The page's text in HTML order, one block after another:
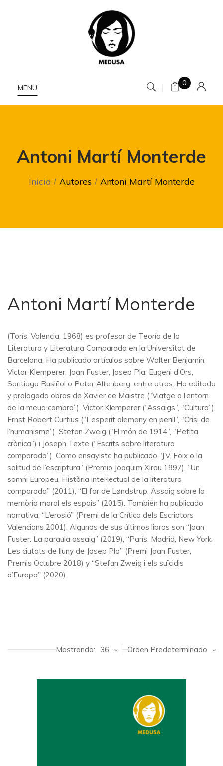
MENU
0
Antoni Martí Monterde
Inicio Autores Antoni Martí Monterde
Antoni Martí Monterde
(Torís, Valencia, 1968) es profesor de Teoría de la
Literatura y Literatura Comparada en la Universitat de
Barcelona. Ha publicado artículos sobre Walter Benjamin,
Victor Klemperer, Joan Fuster, Josep Pla, Eugeni d’Ors,
Santiago Rusiñol o Peter Altenberg, entre otros. Ha editado
y prologado obras de Xavier de Maistre (“Viatge a l’entorn
de la meua cambra”), Victor Klemperer (“Assaigs”, “Cultura”),
Ernst Robert Curtius (“L’esperit alemany en perill”, “Crisi de
l’humanisme”), Stefan Zweig (“El món de 1914”, “Petita
crònica”) i Joseph Texte (“Escrits sobre literatura
comparada”). Como ensayista ha publicado “J.V. Foix o la
solitud de l’escriptura” (Premio Joaquim Xirau 1997), “Un
somni Europeu. Història intel·lectual de la literatura
comparada” (2011), “El far de Løndstrup. Assaig sobre la
memòria moral els espais” (2015). También ha publicado
narrativa: “L’erosió” (Premi de la Crítica dels Escriptors
Valencians 2001). Algunos de sus últimos libros son “Joan
Fuster: La paraula assaig” (2019), “París, Madrid, New York:
Les ciutats de lluny de Josep Pla” (Premi Joan Fuster,
Premis Octubre 2018) y “Stefan Zweig i els suïcidis
d’Europa” (2020).
Orden Predeterminado
Mostrando: 36